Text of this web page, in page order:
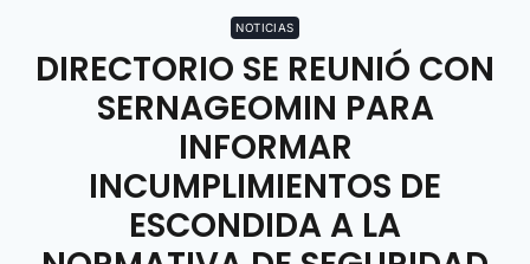
NOTICIAS
DIRECTORIO SE REUNIÓ CON
SERNAGEOMIN PARA
INFORMAR
INCUMPLIMIENTOS DE
ESCONDIDA A LA